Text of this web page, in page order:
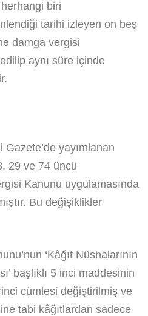
biri
tarihi izleyen on beş
damga vergisi
aynı süre içinde
yayımlanan
29 ve 74 üncü
Kanunu uygulamasında
Bu değişiklikler
‘Kâğıt Nüshalarının
başlıklı 5 inci maddesinin
cümlesi değiştirilmiş ve
tabi kâğıtlardan sadece